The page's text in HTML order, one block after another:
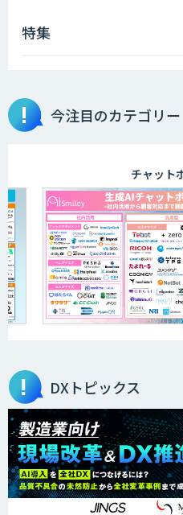
特集
今注目のカテゴリー
チャットボット
DXトピックス